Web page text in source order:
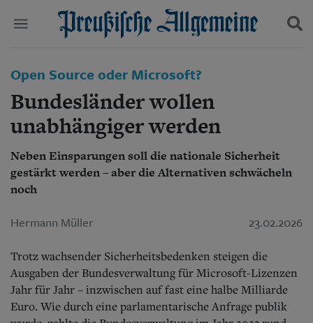
Start
Wer wir sind
Aktuelle Ausgabe
Politik
Wirtschaft
Panorama
Gesellschaft
Leben
Geschichte
Ostpreußen
Bücher
Suchen und finden
Open Source oder Microsoft?
Bundesländer wollen
unabhängiger werden
Neben Einsparungen soll die nationale Sicherheit
gestärkt werden – aber die Alternativen schwächeln
noch
Hermann Müller 23.02.2026
Trotz wachsender Sicherheitsbedenken steigen die
Ausgaben der Bundesverwaltung für Microsoft-Lizenzen
Jahr für Jahr – inzwischen auf fast eine halbe Milliarde
Euro. Wie durch eine parlamentarische Anfrage publik